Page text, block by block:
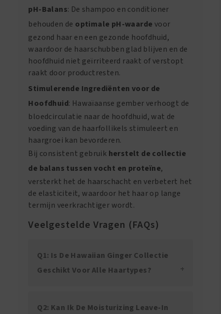
pH-Balans: De shampoo en conditioner
behouden de optimale pH-waarde voor
gezond haar en een gezonde hoofdhuid,
waardoor de haarschubben glad blijven en de
hoofdhuid niet geïrriteerd raakt of verstopt
raakt door productresten.
Stimulerende Ingrediënten voor de
Hoofdhuid: Hawaïaanse gember verhoogt de
bloedcirculatie naar de hoofdhuid, wat de
voeding van de haarfollikels stimuleert en
haargroei kan bevorderen.
Bij consistent gebruik herstelt de collectie
de balans tussen vocht en proteïne,
versterkt het de haarschacht en verbetert het
de elasticiteit, waardoor het haar op lange
termijn veerkrachtiger wordt.
Veelgestelde Vragen (FAQs)
Q1: Is De Hawaiian Ginger Collectie
Geschikt Voor Alle Haartypes?
Q2: Kan Ik De Moisturizing Leave-In